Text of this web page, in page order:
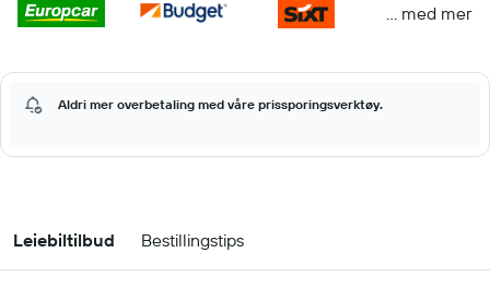
… med mer
Aldri mer overbetaling med våre prissporingsverktøy.
Leiebiltilbud Bestillingstips